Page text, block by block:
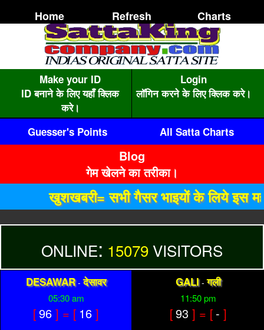
Home Refresh Charts
Make your ID
ID बनाने के लिए यहाँ क्लिक
करे।
Login
लॉगिन करने के लिए क्लिक करे।
Guesser's Points All Satta Charts
Blog
गेम खेलने का तरीका।
खुशखबरी= सभी गैसर भाइयों के लिये इस
ONLINE: 15079 VISITORS
DESAWAR - देसावर
05:30 am
[96 ] = [ 16 ]
GALI - गली
11:50 pm
[93 ] = [ - ]